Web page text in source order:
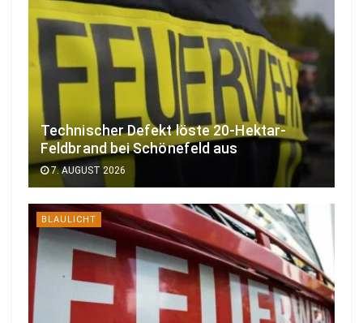
Technischer Defekt löste 20-Hektar-
Feldbrand bei Schönefeld aus
7. AUGUST 2026
BLAULICHT